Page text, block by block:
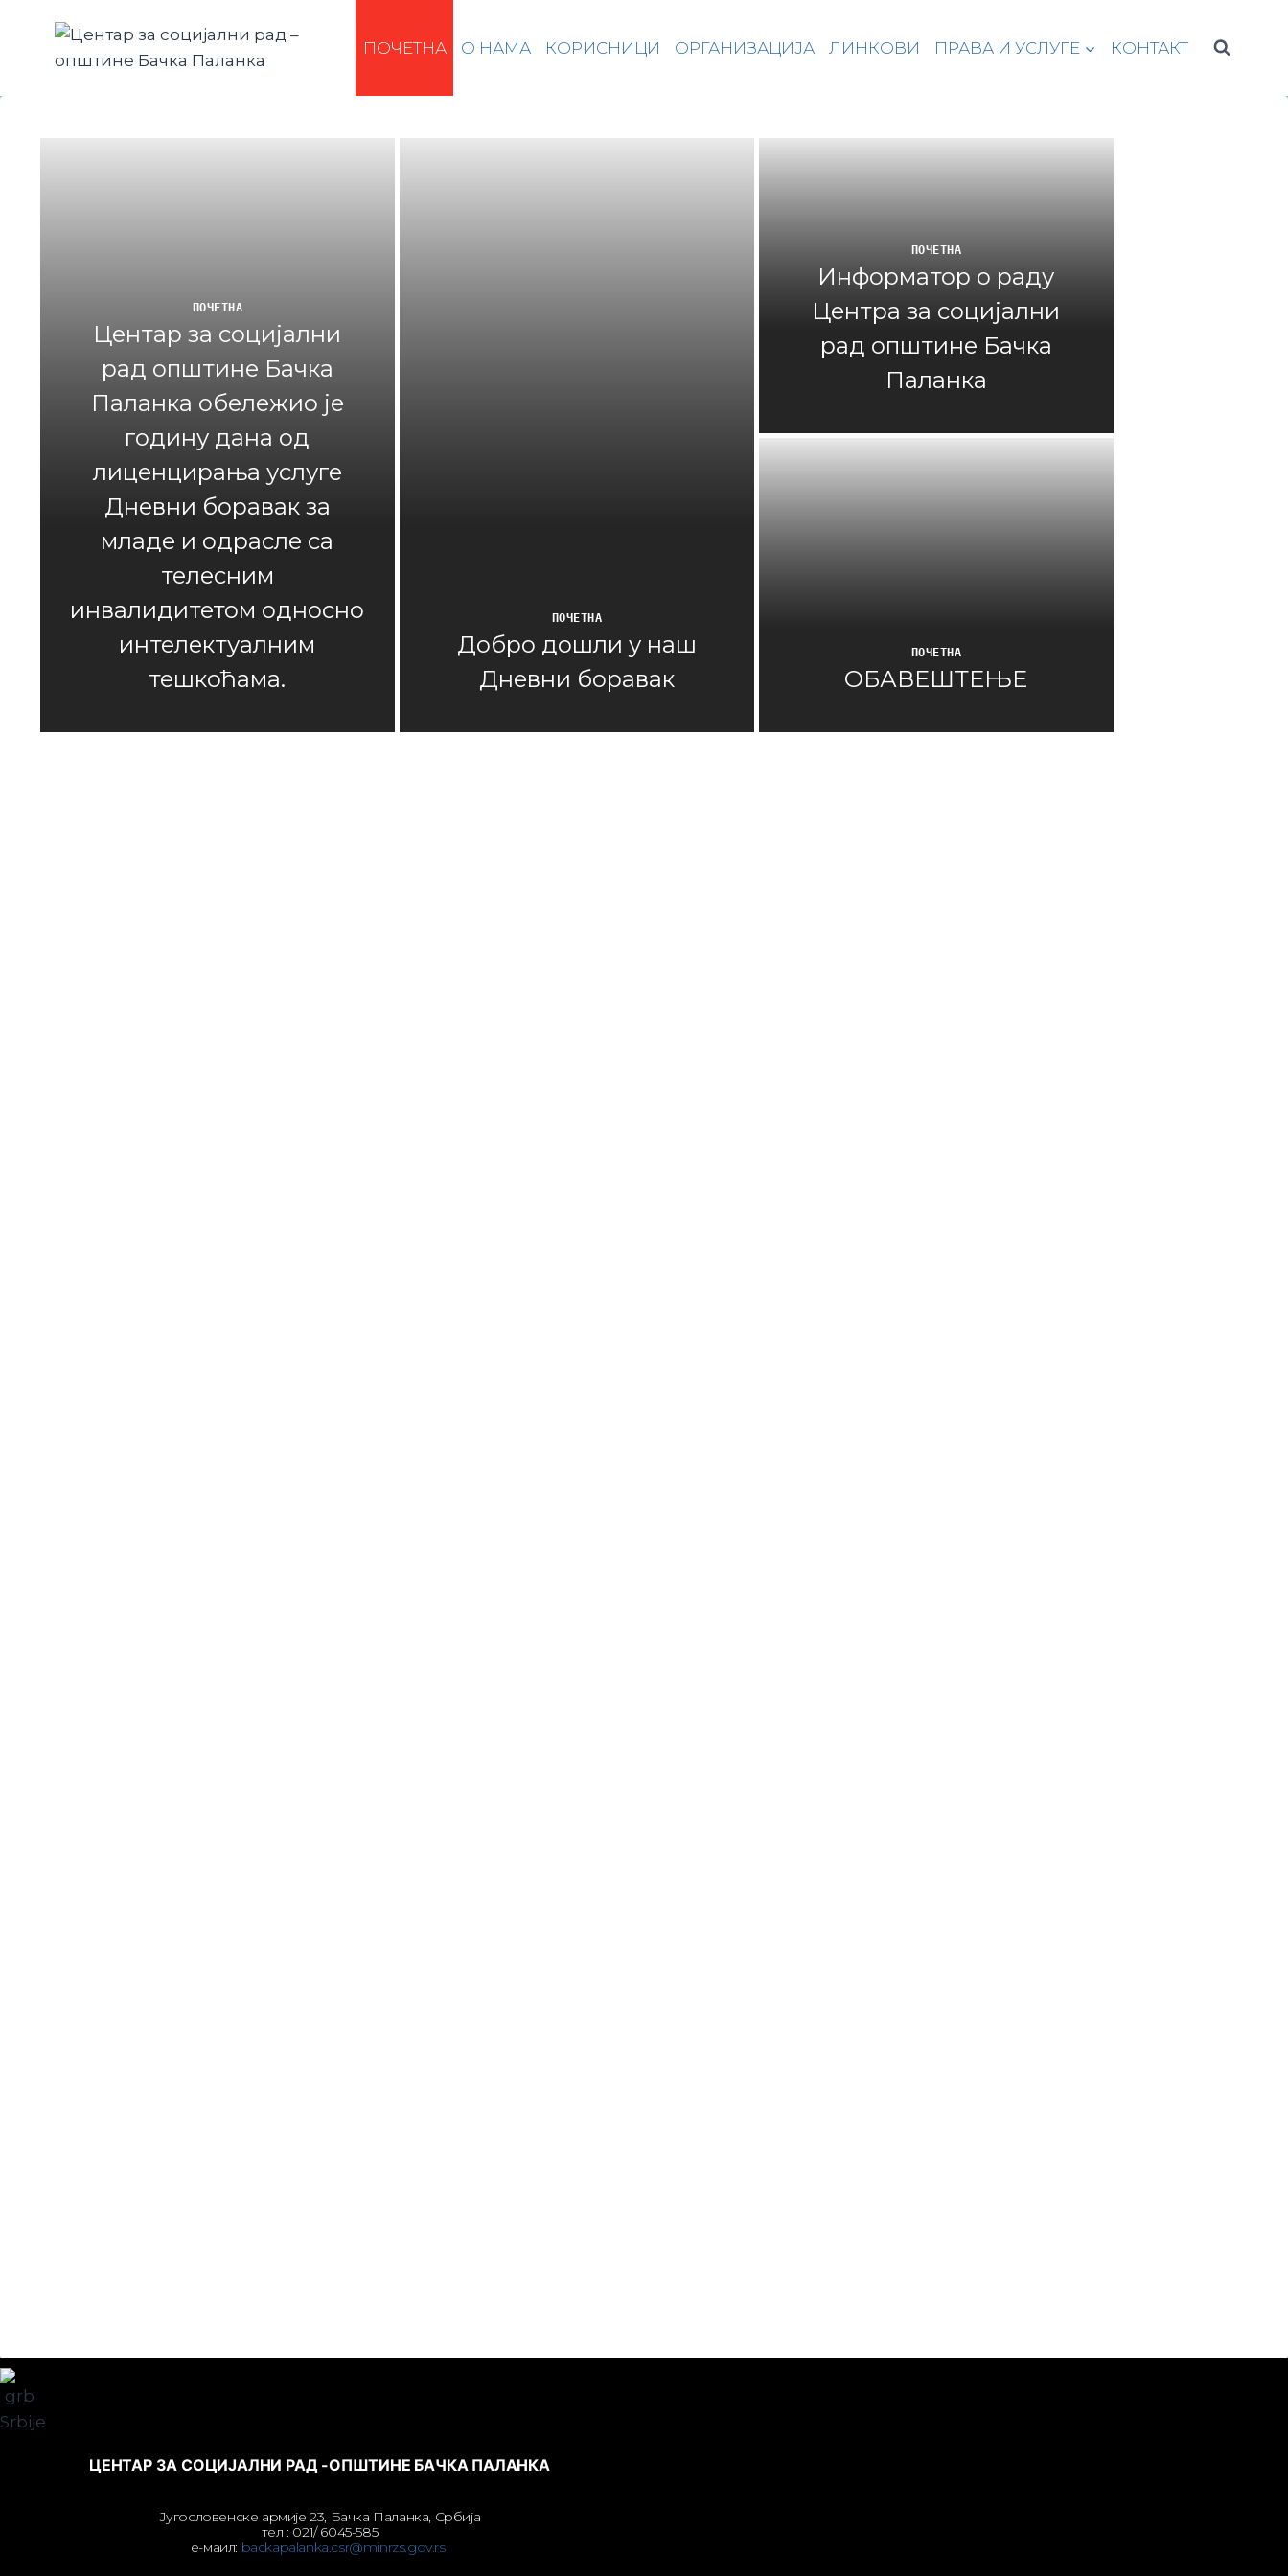
ПОЧЕТНА О НАМА КОРИСНИЦИ ОРГАНИЗАЦИЈА ЛИНКОВИ ПРАВА И УСЛУГЕ КОНТАКТ
ПОЧЕТНА
Центар за социјални
рад општине Бачка
Паланка обележио је
годину дана од
лиценцирања услуге
Дневни боравак за
младе и одрасле са
телесним
инвалидитетом односно
интелектуалним
тешкоћама.
ПОЧЕТНА
Добро дошли у наш
Дневни боравак
ПОЧЕТНА
Информатор о раду
Центра за социјални
рад општине Бачка
Паланка
ПОЧЕТНА
ОБАВЕШТЕЊЕ
ЦЕНТАР ЗА СОЦИЈАЛНИ РАД -ОПШТИНЕ БАЧКА ПАЛАНКА
Југословенске армије 23, Бачка Паланка, Србија
тел : 021/ 6045-585
е-маил: backapalanka.csr@minrzs.gov.rs